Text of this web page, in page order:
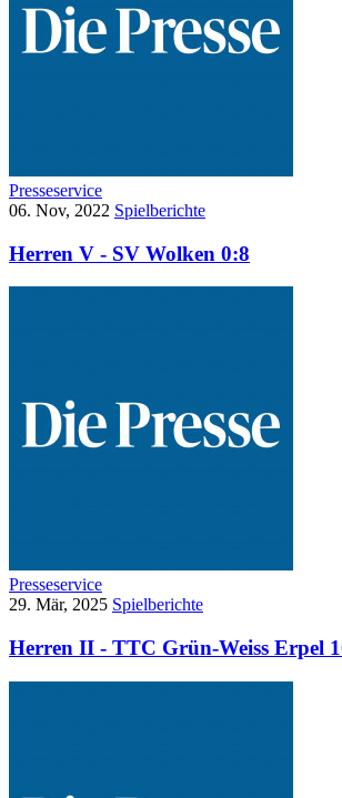
Presseservice
06. Nov, 2022 Spielberichte
Herren V - SV Wolken 0:8
Presseservice
29. Mär, 2025 Spielberichte
Herren II - TTC Grün-Weiss Erpel